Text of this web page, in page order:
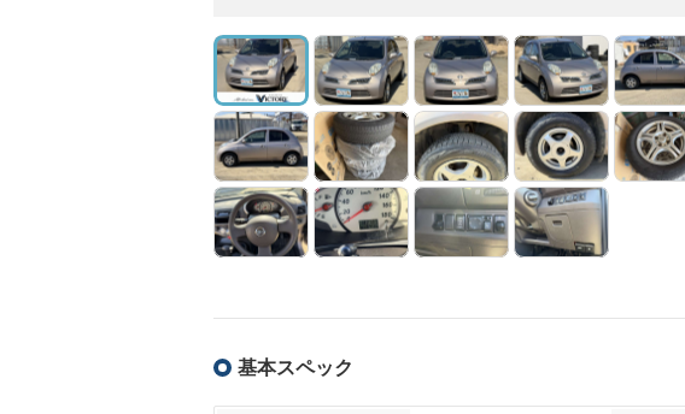
基本スペック